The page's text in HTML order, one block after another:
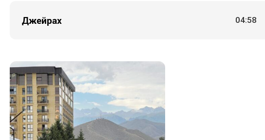
Джейрах 04:58